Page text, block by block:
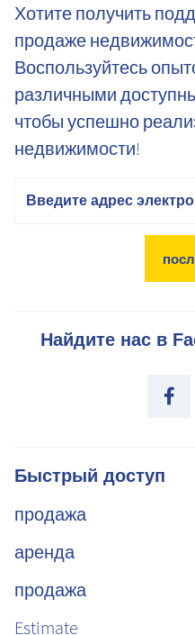
Хотите получить
продаже
Воспользуйтесь
различными
чтобы успешно
недвижимости!
Найдите нас в
Быстрый доступ
продажа
аренда
продажа
Estimate